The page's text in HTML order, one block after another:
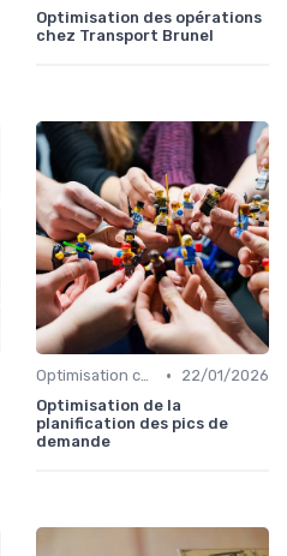
Optimisation des opérations
chez Transport Brunel
Optimisation coûts •
22/01/2026
Optimisation de la
planification des pics de
demande